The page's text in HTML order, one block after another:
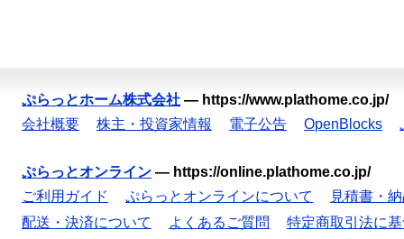
ぷらっとホーム株式会社 — https://www.plathome.co.jp/
会社概要
株主・投資家情報 電子公告 OpenBlocks
ぷらっとオンライン — https://online.plathome.co.jp/
ご利用ガイド
ぷらっとオンラインについて
見積書・
配送・決済について
よくあるご質問
特定商取引法に